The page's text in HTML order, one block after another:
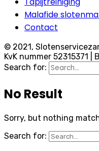
Malafide
Contact
© 2021,
KvK nummer 52315371
Search for:
No Result
Sorry, but nothing
Search for: